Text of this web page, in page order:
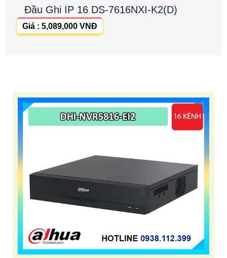
Đầu Ghi IP 16 DS-7616NXI-K2(D)
Giá : 5,089,000 VNĐ